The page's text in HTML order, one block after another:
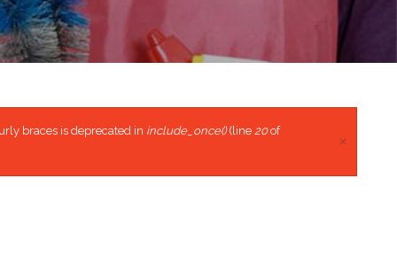
?
Les menus
braces is deprecated in include_once()(line 20of
×